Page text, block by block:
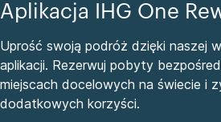
Aplikacja IHG One
Uprość swoją podróż dzięki naszej
aplikacji. Rezerwuj pobyty
miejscach docelowych na świecie i
dodatkowych korzyści.